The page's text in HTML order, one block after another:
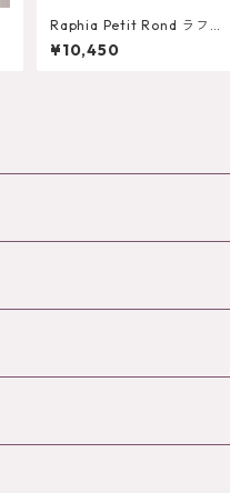
Raphia Petit Rond ラフィ
ア プチロン
¥10,450